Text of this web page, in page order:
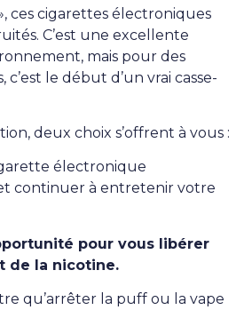
ces cigarettes électroniques
C’est une excellente
mais pour des
le début d’un vrai casse-
deux choix s’offrent à vous :
électronique
continuer à entretenir votre
pour vous libérer
de la nicotine.
qu’arrêter la puff ou la vape